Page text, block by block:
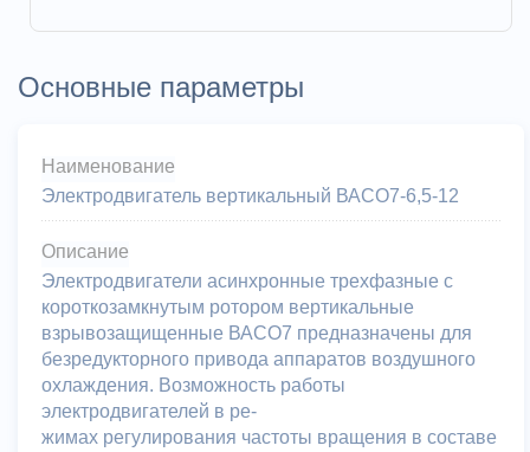
Основные параметры
Наименование
Электродвигатель вертикальный ВАСО7-6,5-12
Описание
Электродвигатели асинхронные трехфазные с
короткозамкнутым ротором вертикальные
взрывозащищенные ВАСО7 предназначены для
безредукторного привода аппаратов воздушного
охлаждения. Возможность работы
электродвигателей в ре-
жимах регулирования частоты вращения в составе